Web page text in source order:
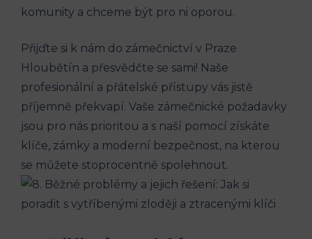
komunity a chceme být pro ni oporou.
Přijďte si k nám do zámečnictví v Praze
Hloubětín a přesvědčte se sami! Naše
profesionální a přátelské přístupy vás jistě
příjemně překvapí. Vaše zámečnické požadavky
jsou pro nás prioritou a s naší pomocí získáte
klíče, zámky a moderní bezpečnost, na kterou
se můžete stoprocentně spolehnout.